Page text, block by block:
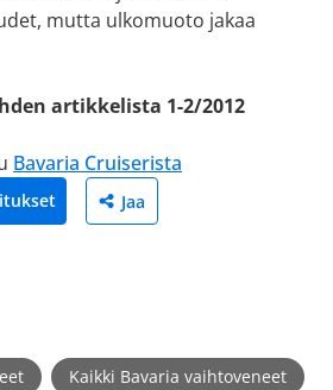
mutta ulkomuoto jakaa
artikkelista 1-2/2012
Bavaria Cruiserista
Jaa
Kaikki Bavaria vaihtoveneet